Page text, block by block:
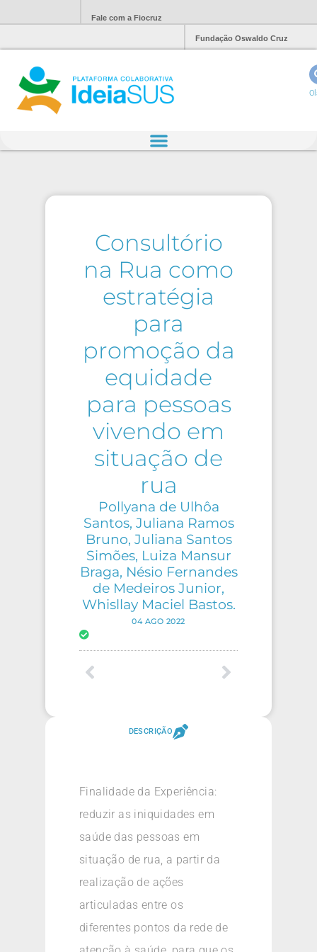
Fale com a Fiocruz
Fundação Oswaldo Cruz
Consultório
na Rua como
estratégia
para
promoção da
equidade
para pessoas
vivendo em
situação de
rua
Pollyana de Ulhôa
Santos, Juliana Ramos
Bruno, Juliana Santos
Simões, Luiza Mansur
Braga, Nésio Fernandes
de Medeiros Junior,
Whisllay Maciel Bastos.
04 AGO 2022
DESCRIÇÃO
Finalidade da Experiência:
reduzir as iniquidades em
saúde das pessoas em
situação de rua, a partir da
realização de ações
articuladas entre os
diferentes pontos da rede de